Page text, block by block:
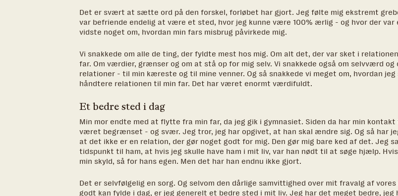
Det er svært at sætte ord på den forskel, forløbet har gjort. Jeg følte mig ekstremt
var befriende endelig at være et sted, hvor jeg kunne være 100% ærlig - og hvor der var
vidste noget om, hvordan min fars misbrug påvirkede mig.
Vi snakkede om alle de ting, der fyldte mest hos mig. Om alt det, der var sket i
far. Om værdier, grænser og om at stå op for mig selv. Vi snakkede også om selvværd og
relationer - til min kæreste og til mine venner. Og så snakkede vi meget om, hvordan jeg
håndtere relationen til min far. Det har været enormt værdifuldt.
Et bedre sted i dag
Min mor endte med at flytte fra min far, da jeg gik i gymnasiet. Siden da har min kontakt
været begrænset - og svær. Jeg tror, jeg har opgivet, at han skal ændre sig. Og så har
at det ikke er en relation, der gør noget godt for mig. Den gør mig bare ked af det. Jeg
tidspunkt til ham, at hvis jeg skulle have ham i mit liv, var han nødt til at søge hjælp.
min skyld, så for hans egen. Men det har han endnu ikke gjort.
Det er selvfølgelig en sorg. Og selvom den dårlige samvittighed over mit fravalg af
godt kan fylde i dag, er jeg generelt et bedre sted i mit liv. Jeg har det meget bedre, jeg